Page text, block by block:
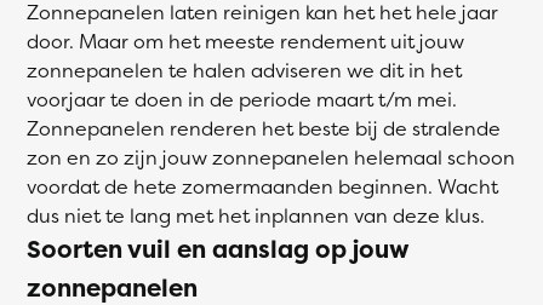
Zonnepanelen laten reinigen kan het het hele jaar
door. Maar om het meeste rendement uit jouw
zonnepanelen te halen adviseren we dit in het
voorjaar te doen in de periode maart t/m mei.
Zonnepanelen renderen het beste bij de stralende
zon en zo zijn jouw zonnepanelen helemaal schoon
voordat de hete zomermaanden beginnen. Wacht
dus niet te lang met het inplannen van deze klus.
Soorten vuil en aanslag op jouw
zonnepanelen